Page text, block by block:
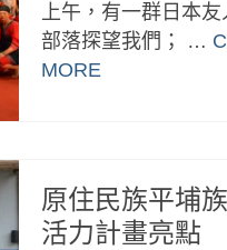
上午，有一群日本
部落探望我們； …
MORE
原住民族平埔
活力計畫亮點